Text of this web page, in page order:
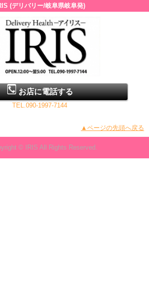
(デリバリー/岐阜県岐阜発)
お店に電話する
TEL.090-1997-7144
▲ページの先頭へ戻る
© IRIS All Rights Reserved.